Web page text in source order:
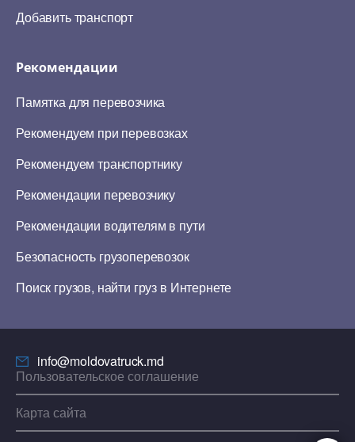
Добавить транспорт
Рекомендации
Памятка для перевозчика
Рекомендуем при перевозках
Рекомендуем транспортнику
Рекомендации перевозчику
Рекомендации водителям в пути
Безопасность грузоперевозок
Поиск грузов, найти груз в Интернете
info@moldovatruck.md
Пользовательское соглашение
Карта сайта